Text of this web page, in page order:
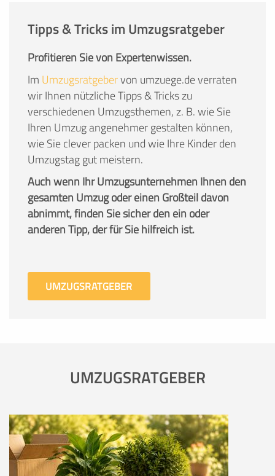
Tipps & Tricks im Umzugsratgeber
Profitieren Sie von Expertenwissen.
Im Umzugsratgebervon umzuege.de verraten
wir Ihnen nützliche Tipps & Tricks zu
verschiedenen Umzugsthemen, z. B. wie Sie
Ihren Umzug angenehmer gestalten können,
wie Sie clever packen und wie Ihre Kinder den
Umzugstag gut meistern.
Auch wenn Ihr Umzugsunternehmen Ihnen den
gesamten Umzug oder einen Großteil davon
abnimmt, finden Sie sicher den ein oder
anderen Tipp, der für Sie hilfreich ist.
UMZUGSRATGEBER
UMZUGSRATGEBER